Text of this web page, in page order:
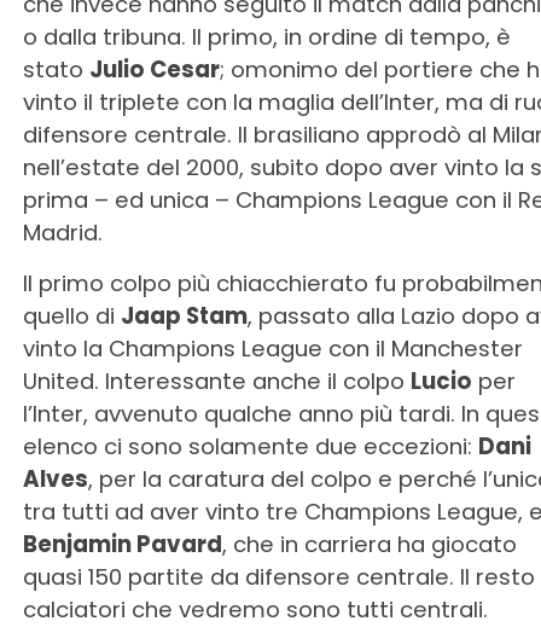
o dalla tribuna. Il primo, in ordine di tempo, è
stato Julio Cesar; omonimo del portiere che
vinto il triplete con la maglia dell’Inter, ma di
difensore centrale. Il brasiliano approdò al
nell’estate del 2000, subito dopo aver vinto la
prima – ed unica – Champions League con il
Madrid.
Il primo colpo più chiacchierato fu
quello di Jaap Stam, passato alla Lazio dopo
vinto la Champions League con il Manchester
United. Interessante anche il colpo Lucio per
l’Inter, avvenuto qualche anno più tardi. In
elenco ci sono solamente due eccezioni: Dani
Alves, per la caratura del colpo e perché
tra tutti ad aver vinto tre Champions League,
Benjamin Pavard, che in carriera ha giocato
quasi 150 partite da difensore centrale. Il resto
calciatori che vedremo sono tutti centrali.